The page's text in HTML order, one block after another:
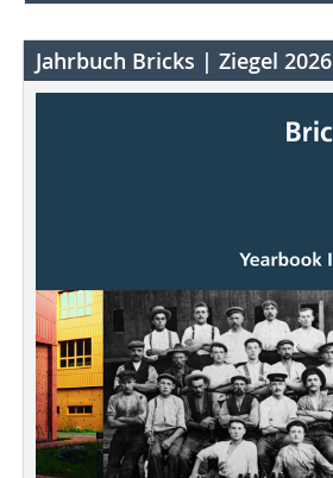
Jahrbuch Bricks | Ziegel 2026